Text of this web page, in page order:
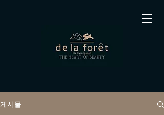
게시물